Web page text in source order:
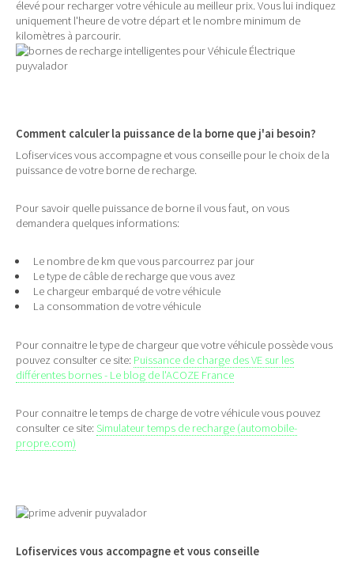
élevé pour recharger votre véhicule au meilleur prix. Vous lui indiquez
uniquement l'heure de votre départ et le nombre minimum de
kilomètres à parcourir.
Comment calculer la puissance de la borne que j'ai besoin?
Lofiservices vous accompagne et vous conseille pour le choix de la
puissance de votre borne de recharge.
Pour savoir quelle puissance de borne il vous faut, on vous
demandera quelques informations:
Le nombre de km que vous parcourrez par jour
Le type de câble de recharge que vous avez
Le chargeur embarqué de votre véhicule
La consommation de votre véhicule
Pour connaitre le type de chargeur que votre véhicule possède vous
pouvez consulter ce site: Puissance de charge des VE sur les
différentes bornes - Le blog de l'ACOZE France
Pour connaitre le temps de charge de votre véhicule vous pouvez
consulter ce site: Simulateur temps de recharge (automobile-
propre.com)
Lofiservices vous accompagne et vous conseille